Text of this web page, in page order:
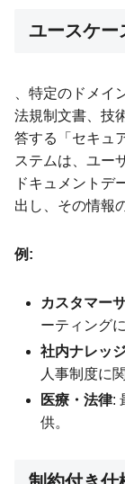
ユースケー
、特定のドメイ
法規制文書、技
答する「セキュ
ステムは、ユー
ドキュメントデ
出し、その情報
例:
カスタマー
ーティング
社内ナレッ
人事制度に
医療・法律:
供。